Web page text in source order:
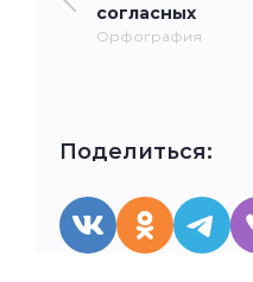
согласных
Орфография
Поделиться: